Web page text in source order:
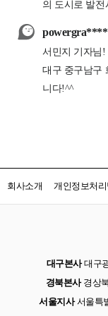
회사소개 개인정보처리
대구본사대구
경북본사경상
서울지사서울특